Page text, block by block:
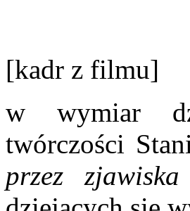
[kadr z filmu]
w wymiar
twórczości
przez zjawiska